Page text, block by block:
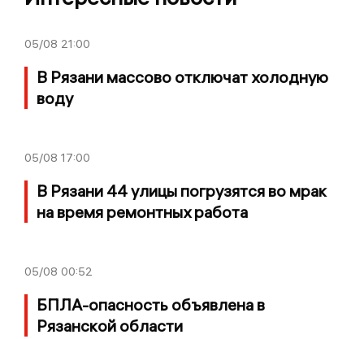
05/08 21:00
В Рязани массово отключат холодную
воду
05/08 17:00
В Рязани 44 улицы погрузятся во мрак
на время ремонтных работа
05/08 00:52
БПЛА-опасность объявлена в
Рязанской области